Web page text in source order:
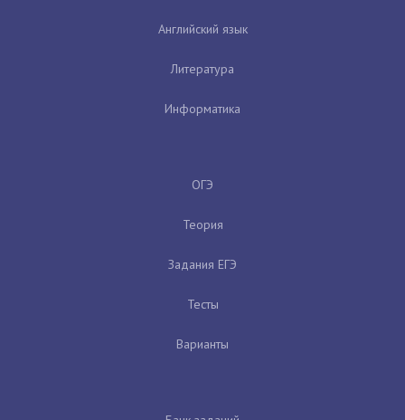
Английский язык
Литература
Информатика
ОГЭ
Теория
Задания ЕГЭ
Тесты
Варианты